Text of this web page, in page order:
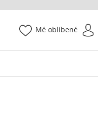
Mé oblíbené